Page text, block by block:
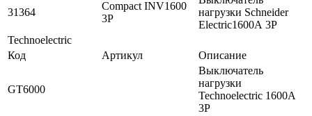
31364
Compact INV1600
3P
нагрузки Schneider
Electric1600А 3P
Technoelectric
Код
Артикул Описание
GT6000
Выключатель
нагрузки
Technoelectric 1600А
3P